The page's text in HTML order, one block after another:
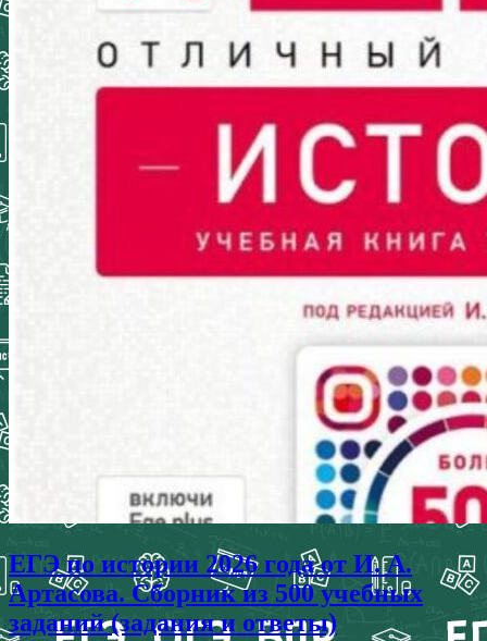
ЕГЭ по истории 2026 года от И. А.
Артасова. Сборник из 500 учебных
заданий (задания и ответы)